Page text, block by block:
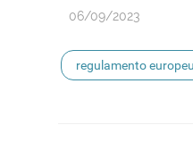
06/09/2023
regulamento